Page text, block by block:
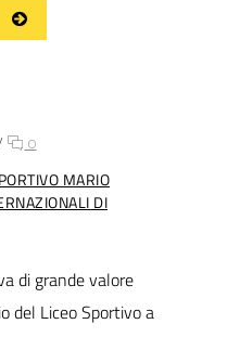
0
MARIO
DI
di grande valore
del Liceo Sportivo a